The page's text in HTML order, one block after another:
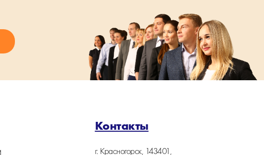
Контакты
г. Красногорск, 143401,